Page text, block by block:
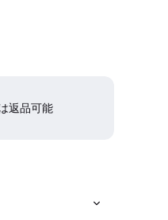
返品可能